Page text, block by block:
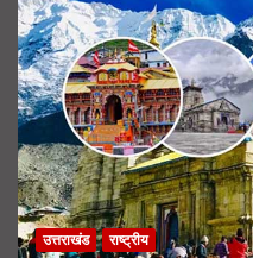
उत्तराखंड राष्ट्रीय